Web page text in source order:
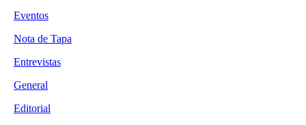
Eventos
Nota de Tapa
Entrevistas
General
Editorial